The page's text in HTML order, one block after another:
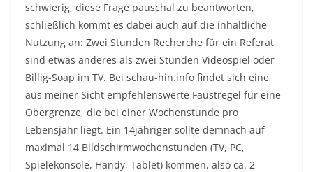
schwierig, diese Frage pauschal zu beantworten,
schließlich kommt es dabei auch auf die inhaltliche
Nutzung an: Zwei Stunden Recherche für ein Referat
sind etwas anderes als zwei Stunden Videospiel oder
Billig-Soap im TV. Bei schau-hin.info findet sich eine
aus meiner Sicht empfehlenswerte Faustregel für eine
Obergrenze, die bei einer Wochenstunde pro
Lebensjahr liegt. Ein 14jähriger sollte demnach auf
maximal 14 Bildschirmwochenstunden (TV, PC,
Spielekonsole, Handy, Tablet) kommen, also ca. 2